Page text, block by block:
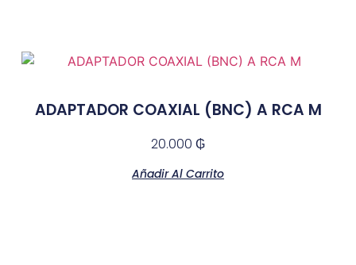
ADAPTADOR COAXIAL (BNC) A RCA M
20.000 ₲
Añadir Al Carrito